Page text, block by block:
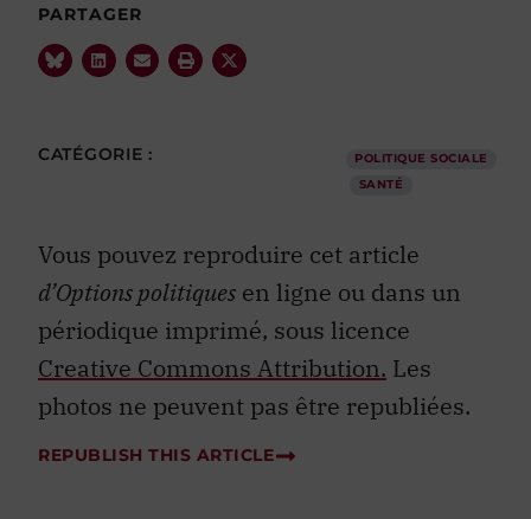
PARTAGER
CATÉGORIE :
POLITIQUE SOCIALE
SANTÉ
Vous pouvez reproduire cet article
d’Options politiques en ligne ou dans un
périodique imprimé, sous licence
Creative Commons Attribution. Les
photos ne peuvent pas être republiées.
REPUBLISH THIS ARTICLE